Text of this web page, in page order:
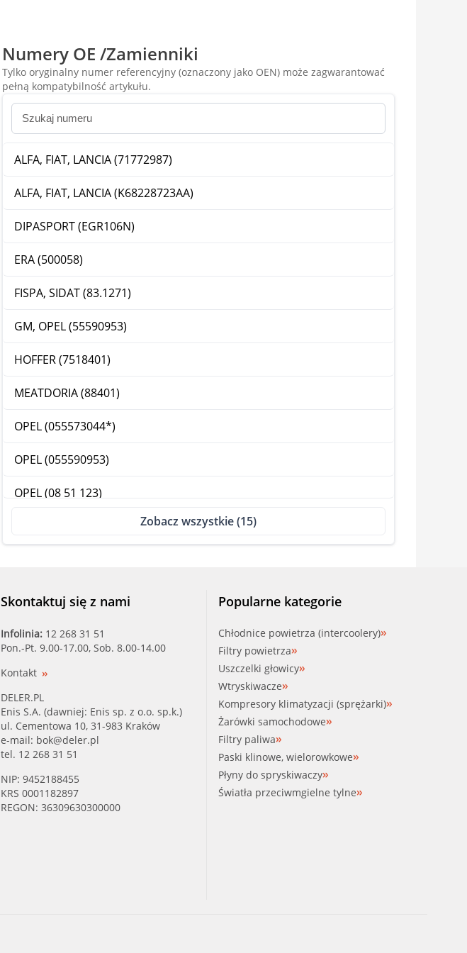
Numery OE /Zamienniki
Tylko oryginalny numer referencyjny (oznaczony jako OEN) może zagwarantować
pełną kompatybilność artykułu.
ALFA, FIAT, LANCIA (71772987)
ALFA, FIAT, LANCIA (K68228723AA)
DIPASPORT (EGR106N)
ERA (500058)
FISPA, SIDAT (83.1271)
GM, OPEL (55590953)
HOFFER (7518401)
MEATDORIA (88401)
OPEL (055573044*)
OPEL (055590953)
OPEL (08 51 123)
OPEL (8 51 123)
OPEL (851008*)
Zobacz wszystkie (15)
Skontaktuj się z nami
Infolinia: 12 268 31 51
Pon.-Pt. 9.00-17.00, Sob. 8.00-14.00
Kontakt
DELER.PL
Enis S.A. (dawniej: Enis sp. z o.o. sp.k.)
ul. Cementowa 10, 31-983 Kraków
e-mail: bok@deler.pl
tel. 12 268 31 51
NIP: 9452188455
KRS 0001182897
REGON: 36309630300000
Popularne kategorie
Chłodnice powietrza (intercoolery)
Filtry powietrza
Uszczelki głowicy
Wtryskiwacze
Kompresory klimatyzacji (sprężarki)
Żarówki samochodowe
Filtry paliwa
Paski klinowe, wielorowkowe
Płyny do spryskiwaczy
Światła przeciwmgielne tylne